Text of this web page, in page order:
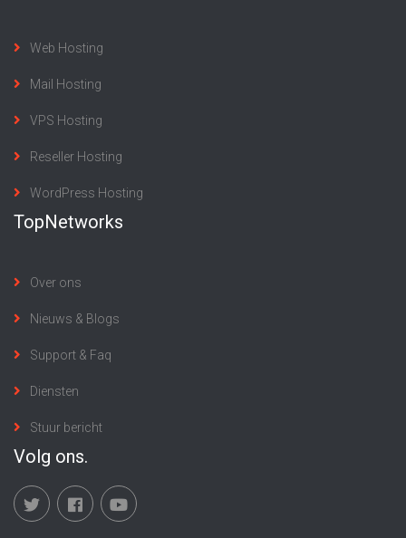
Web Hosting
Mail Hosting
VPS Hosting
Reseller Hosting
WordPress Hosting
TopNetworks
Over ons
Nieuws & Blogs
Support & Faq
Diensten
Stuur bericht
Volg ons.